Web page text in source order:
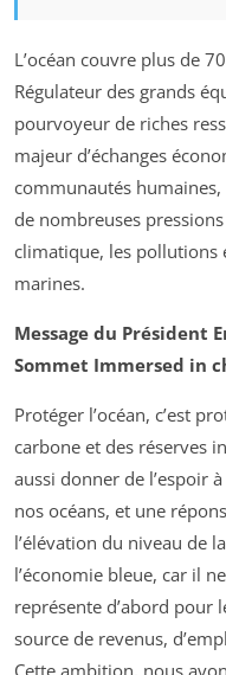
L’océan couvre plus de
Régulateur des grands
pourvoyeur de riches
majeur d’échanges
communautés humaines,
de nombreuses
climatique, les pollutions
marines.
Message du Président
Sommet Immersed in
Protéger l’océan, c’est
carbone et des réserves
aussi donner de l’espoir
nos océans, et une
l’élévation du niveau de
l’économie bleue, car il
représente d’abord pour
source de revenus,